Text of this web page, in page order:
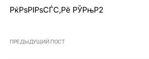
РќРѕРІРѕСЃС‚Рё РЎРњР2
ПРЕДЫДУЩИЙ ПОСТ